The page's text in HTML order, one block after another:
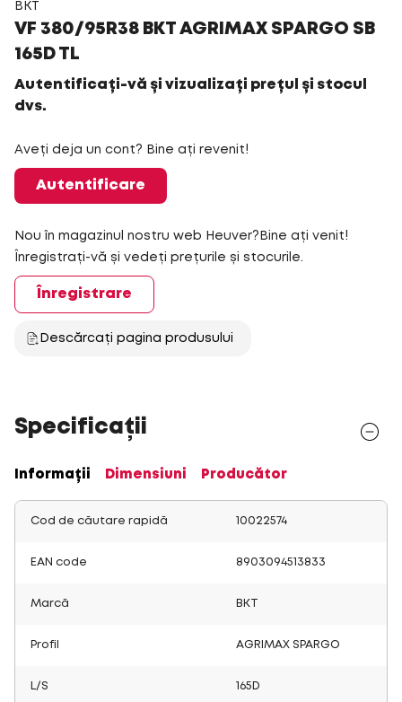
BKT
VF 380/95R38 BKT AGRIMAX SPARGO SB
165D TL
Autentificați-vă și vizualizați prețul și stocul
dvs.
Aveți deja un cont? Bine ați revenit!
Autentificare
Nou în magazinul nostru web Heuver?Bine ați venit!
Înregistrați-vă și vedeți prețurile și stocurile.
Înregistrare
Descărcați pagina produsului
Specificații
Informații Dimensiuni Producător
Cod de căutare rapidă 10022574
EAN code 8903094513833
Marcă BKT
Profil AGRIMAX SPARGO
L/S 165D